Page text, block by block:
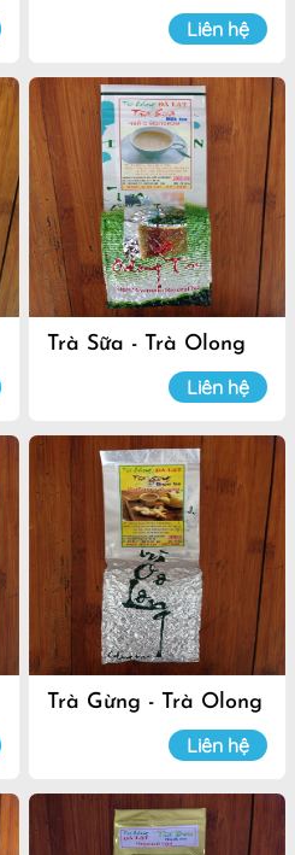
Liên hệ
Trà Sữa - Trà Olong
Liên hệ
Trà Gừng - Trà Olong
Liên hệ